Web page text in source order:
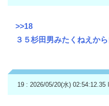
>>18
３５杉田男みたくねえか
19 : 2026/05/20(水) 02:54:12.35